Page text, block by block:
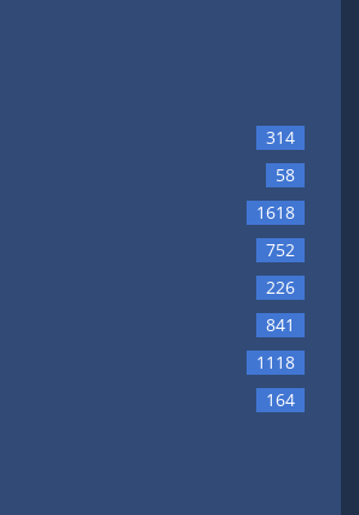
314
58
1618
752
226
841
1118
164